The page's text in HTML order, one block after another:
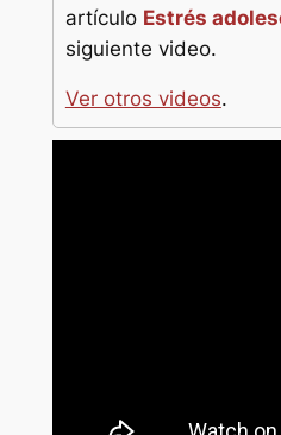
artículo Estrés
siguiente video.
Ver otros videos.